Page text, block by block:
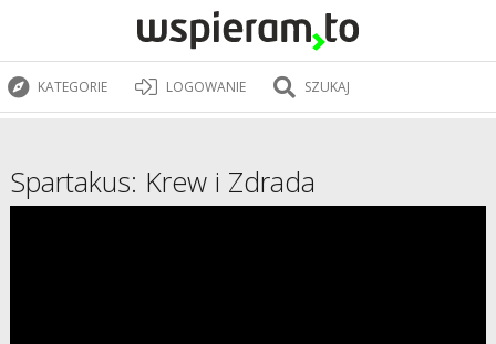
KATEGORIE LOGOWANIE SZUKAJ
Spartakus: Krew i Zdrada